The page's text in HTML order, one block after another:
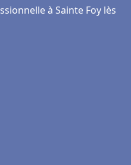
à Sainte Foy lès